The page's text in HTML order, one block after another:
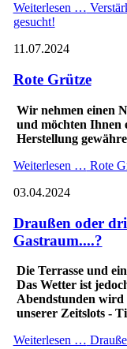
Weiterlesen …
gesucht!
11.07.2024
Rote Grütze
Wir nehmen einen
und möchten Ihnen
Herstellung
Weiterlesen … Rote
03.04.2024
Draußen oder
Gastraum....?
Die Terrasse und
Das Wetter ist
Abendstunden wird
unserer Zeitslots -
Weiterlesen …